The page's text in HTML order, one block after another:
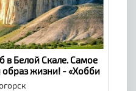
в Белой Скале. Самое
образ жизни! - «Хобби